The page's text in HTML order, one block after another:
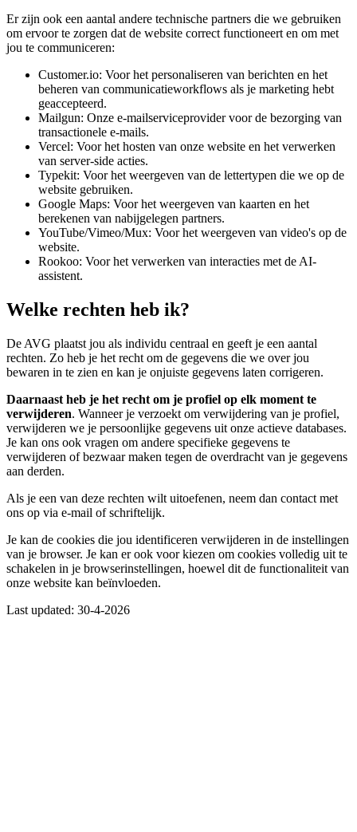
Er zijn ook een aantal andere technische partners die we gebruiken
om ervoor te zorgen dat de website correct functioneert en om met
jou te communiceren:
Customer.io: Voor het personaliseren van berichten en het
beheren van communicatieworkflows als je marketing hebt
geaccepteerd.
Mailgun: Onze e-mailserviceprovider voor de bezorging van
transactionele e-mails.
Vercel: Voor het hosten van onze website en het verwerken
van server-side acties.
Typekit: Voor het weergeven van de lettertypen die we op de
website gebruiken.
Google Maps: Voor het weergeven van kaarten en het
berekenen van nabijgelegen partners.
YouTube/Vimeo/Mux: Voor het weergeven van video's op de
website.
Rookoo: Voor het verwerken van interacties met de AI-
assistent.
Welke rechten heb ik?
De AVG plaatst jou als individu centraal en geeft je een aantal
rechten. Zo heb je het recht om de gegevens die we over jou
bewaren in te zien en kan je onjuiste gegevens laten corrigeren.
Daarnaast heb je het recht om je profiel op elk moment te
verwijderen. Wanneer je verzoekt om verwijdering van je profiel,
verwijderen we je persoonlijke gegevens uit onze actieve databases.
Je kan ons ook vragen om andere specifieke gegevens te
verwijderen of bezwaar maken tegen de overdracht van je gegevens
aan derden.
Als je een van deze rechten wilt uitoefenen, neem dan contact met
ons op via e-mail of schriftelijk.
Je kan de cookies die jou identificeren verwijderen in de instellingen
van je browser. Je kan er ook voor kiezen om cookies volledig uit te
schakelen in je browserinstellingen, hoewel dit de functionaliteit van
onze website kan beïnvloeden.
Last updated: 30-4-2026